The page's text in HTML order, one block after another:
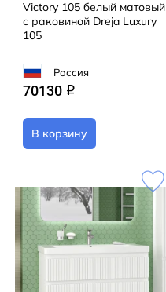
Victory 105 белый матовый
с раковиной Dreja Luxury
105
Россия
70130 q
В корзину